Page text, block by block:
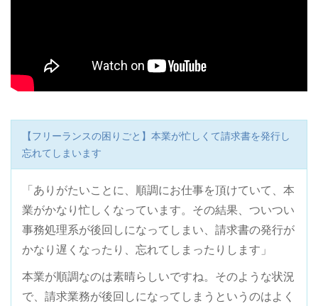
【フリーランスの困りごと】本業が忙しくて請求書を発行し
忘れてしまいます
「ありがたいことに、順調にお仕事を頂けていて、本
業がかなり忙しくなっています。その結果、ついつい
事務処理系が後回しになってしまい、請求書の発行が
かなり遅くなったり、忘れてしまったりします」
本業が順調なのは素晴らしいですね。そのような状況
で、請求業務が後回しになってしまうというのはよく